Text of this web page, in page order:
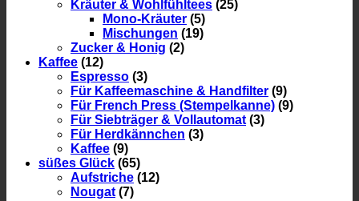
Kräuter & Wohlfühltees (25)
Mono-Kräuter (5)
Mischungen (19)
Zucker & Honig (2)
Kaffee (12)
Espresso (3)
Für Kaffeemaschine & Handfilter (9)
Für French Press (Stempelkanne) (9)
Für Siebträger & Vollautomat (3)
Für Herdkännchen (3)
Kaffee (9)
süßes Glück (65)
Aufstriche (12)
Nougat (7)